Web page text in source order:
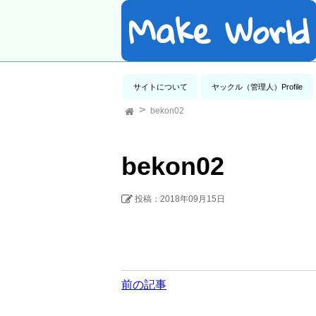
Make World
サイトについて ヤックル（管理人）Profile
bekon02
bekon02
投稿：2018年09月15日
前の記事